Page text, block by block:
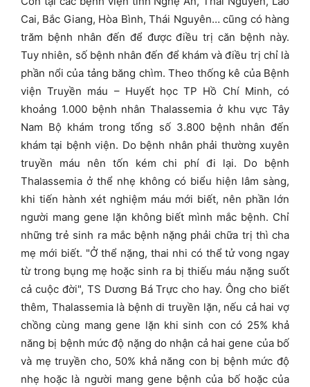
Cai, Bắc Giang, Hòa Bình, Thái Nguyên… cũng có hàng
trăm bệnh nhân đến để được điều trị căn bệnh này.
Tuy nhiên, số bệnh nhân đến để khám và điều trị chỉ là
phần nổi của tảng băng chìm. Theo thống kê của Bệnh
viện Truyền máu – Huyết học TP Hồ Chí Minh, có
khoảng 1.000 bệnh nhân Thalassemia ở khu vực Tây
Nam Bộ khám trong tổng số 3.800 bệnh nhân đến
khám tại bệnh viện. Do bệnh nhân phải thường xuyên
truyền máu nên tốn kém chi phí đi lại. Do bệnh
Thalassemia ở thể nhẹ không có biểu hiện lâm sàng,
khi tiến hành xét nghiệm máu mới biết, nên phần lớn
người mang gene lặn không biết mình mắc bệnh. Chỉ
những trẻ sinh ra mắc bệnh nặng phải chữa trị thì cha
mẹ mới biết. "Ở thể nặng, thai nhi có thể tử vong ngay
từ trong bụng mẹ hoặc sinh ra bị thiếu máu nặng suốt
cả cuộc đời", TS Dương Bá Trực cho hay. Ông cho biết
thêm, Thalassemia là bệnh di truyền lặn, nếu cả hai vợ
chồng cùng mang gene lặn khi sinh con có 25% khả
năng bị bệnh mức độ nặng do nhận cả hai gene của bố
và mẹ truyền cho, 50% khả năng con bị bệnh mức độ
nhẹ hoặc là người mang gene bệnh của bố hoặc của